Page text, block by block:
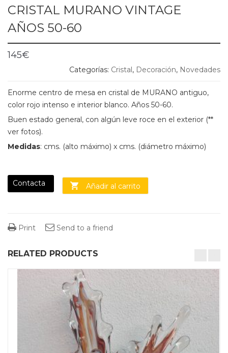
CRISTAL MURANO VINTAGE
AÑOS 50-60
145€
Categorías: Cristal, Decoración, Novedades
Enorme centro de mesa en cristal de MURANO antiguo,
color rojo intenso e interior blanco. Años 50-60.
Buen estado general, con algún leve roce en el exterior (**
ver fotos).
Medidas: cms. (alto máximo) x cms. (diámetro máximo)
Contacta Añadir al carrito
Print Send to a friend
RELATED PRODUCTS